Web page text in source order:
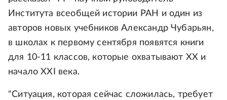
Института всеобщей истории РАН и один из
авторов новых учебников Александр Чубарьян,
в школах к первому сентября появятся книги
для 10-11 классов, которые охватывают XX и
начало XXI века.
"Ситуация, которая сейчас сложилась, требует